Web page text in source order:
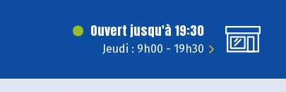
Ouvert jusqu'à 19:30
Jeudi : 9h00 - 19h30